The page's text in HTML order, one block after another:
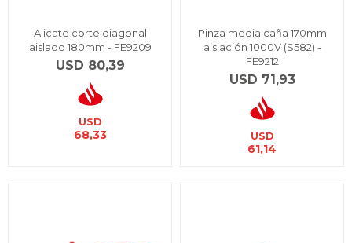
Alicate corte diagonal
aislado 180mm - FE9209
USD 80,39
USD
68,33
Pinza media caña 170mm
aislación 1000V (S582) -
FE9212
USD 71,93
USD
61,14